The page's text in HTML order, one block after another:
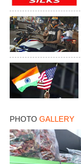
PHOTO GALLERY